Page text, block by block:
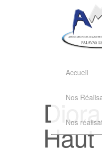
Accueil
Nos
Nos